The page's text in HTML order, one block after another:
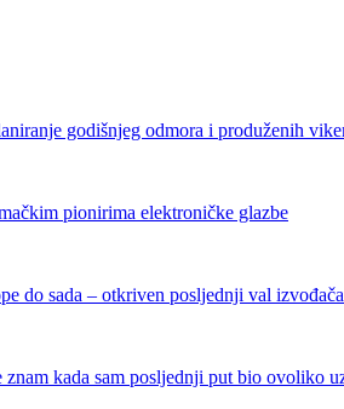
godišnjeg odmora i produženih
pionirima elektroničke glazbe
do sada – otkriven posljednji val
kada sam posljednji put bio ovoliko